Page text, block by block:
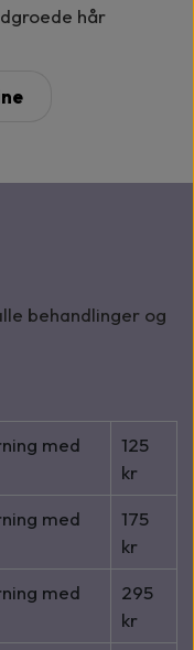
hår
behandlinger og
med
125
kr
med
175
kr
med
295
kr